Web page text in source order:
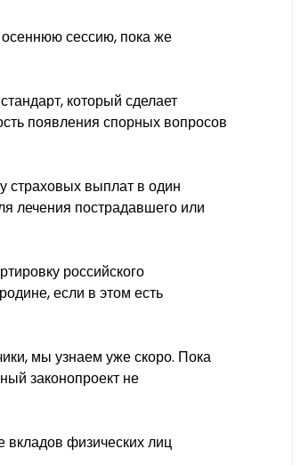
сессию, пока же
который сделает
появления спорных вопросов
страховых выплат в один
лечения пострадавшего или
российского
если в этом есть
мы узнаем уже скоро. Пока
законопроект не
вкладов физических лиц